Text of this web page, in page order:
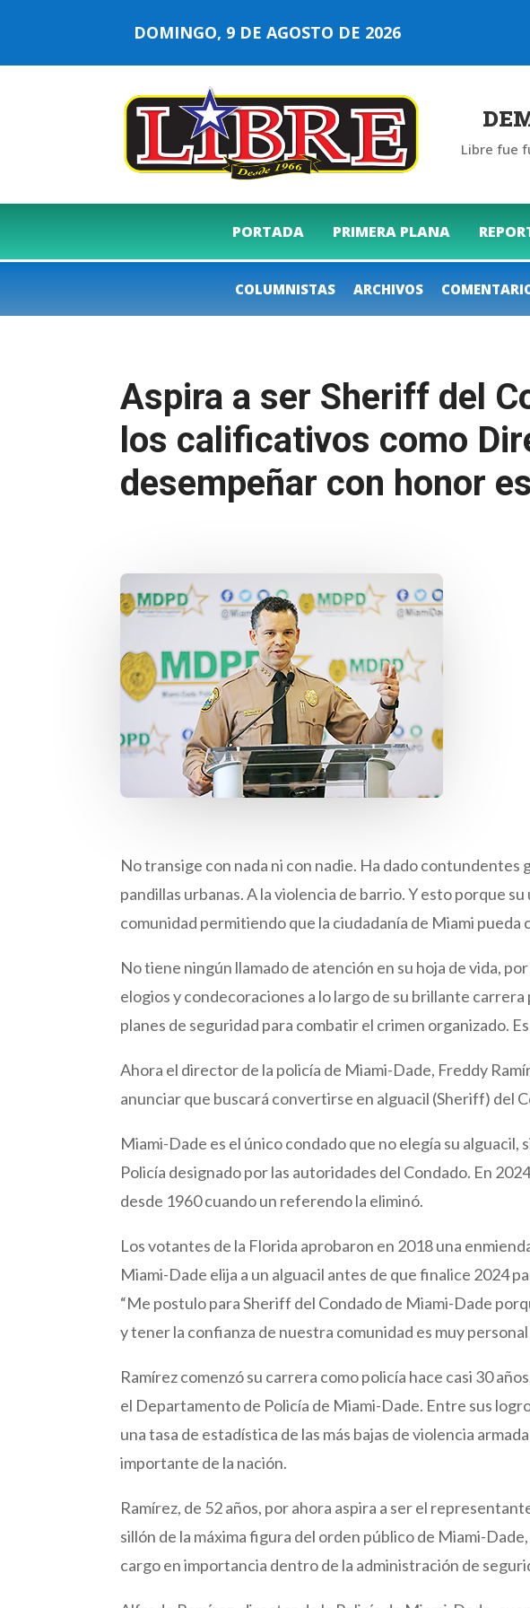
DOMINGO, 9 DE AGOSTO DE 2026
Libre fue
PORTADA PRIMERA PLANA
COLUMNISTAS ARCHIVOS
Aspira a ser Sheriff del
los calificativos como
desempeñar con honor
No transige con nada ni con nadie. Ha dado contundentes
pandillas urbanas. A la violencia de barrio. Y esto porque
comunidad permitiendo que la ciudadanía de Miami pueda
No tiene ningún llamado de atención en su hoja de vida,
elogios y condecoraciones a lo largo de su brillante
planes de seguridad para combatir el crimen organizado.
Ahora el director de la policía de Miami-Dade, Freddy
anunciar que buscará convertirse en alguacil (Sheriff) del
Miami-Dade es el único condado que no elegía su
Policía designado por las autoridades del Condado. En
desde 1960 cuando un referendo la eliminó.
Los votantes de la Florida aprobaron en 2018 una
Miami-Dade elija a un alguacil antes de que finalice 2024
“Me postulo para Sheriff del Condado de Miami-Dade
y tener la confianza de nuestra comunidad es muy personal
Ramírez comenzó su carrera como policía hace casi 30
el Departamento de Policía de Miami-Dade. Entre sus
una tasa de estadística de las más bajas de violencia
importante de la nación.
Ramírez, de 52 años, por ahora aspira a ser el
sillón de la máxima figura del orden público de Miami-
cargo en importancia dentro de la administración de